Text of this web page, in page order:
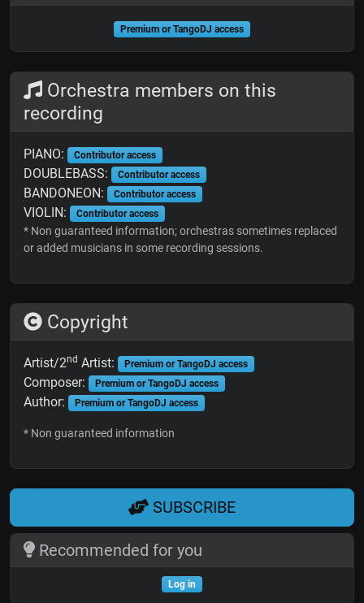
Premium or TangoDJ access
Orchestra members on this
recording
PIANO: Contributor access
DOUBLEBASS: Contributor access
BANDONEON: Contributor access
VIOLIN: Contributor access
* Non guaranteed information; orchestras sometimes replaced
or added musicians in some recording sessions.
Copyright
Artist/2nd Artist: Premium or TangoDJ access
Composer: Premium or TangoDJ access
Author: Premium or TangoDJ access
* Non guaranteed information
SUBSCRIBE
Recommended for you
Log in